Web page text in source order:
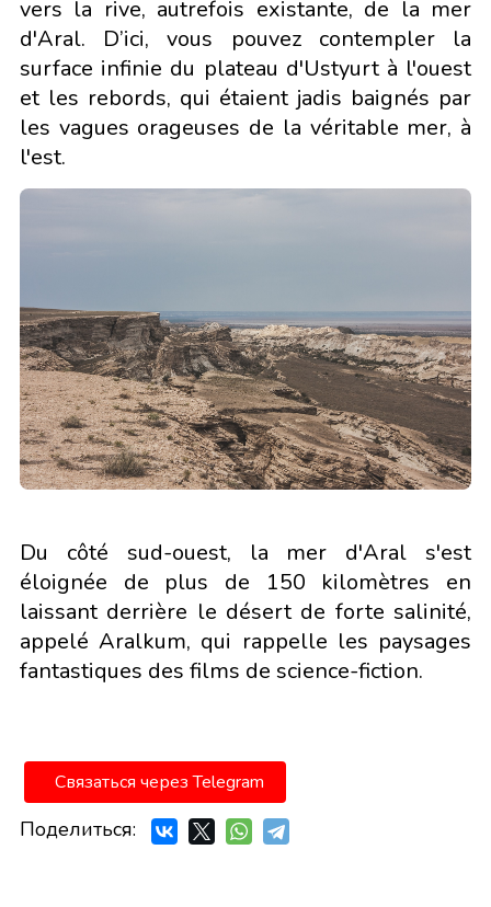
vers la rive, autrefois existante, de la mer
d'Aral. D’ici, vous pouvez contempler la
surface infinie du plateau d'Ustyurt à l'ouest
et les rebords, qui étaient jadis baignés par
les vagues orageuses de la véritable mer, à
l'est.
Du côté sud-ouest, la mer d'Aral s'est
éloignée de plus de 150 kilomètres en
laissant derrière le désert de forte salinité,
appelé Aralkum, qui rappelle les paysages
fantastiques des films de science-fiction.
Связаться через Telegram
Поделиться: